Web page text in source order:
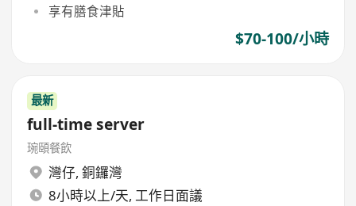
享有膳食津貼
$70-100/小時
最新
full-time server
琬頤餐飲
灣仔, 銅鑼灣
8小時以上/天, 工作日面議